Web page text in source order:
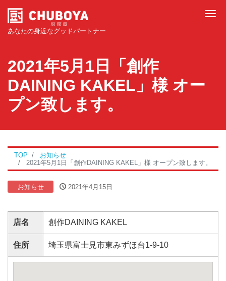
あなたの身近なグッドパートナー
2021年5月1日「創作
DAINING KAKEL」様 オー
プン致します。
TOP
お知らせ
2021年5月1日「創作DAINING KAKEL」様 オープン致します。
お知らせ 2021年4月15日
店名 創作DAINING KAKEL
住所 埼玉県富士見市東みずほ台1-9-10